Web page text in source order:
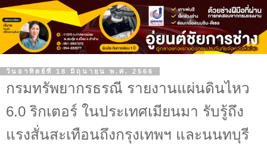
วันอาทิตย์ที่ 18 มิถุนายน พ.ศ. 2566
กรมทรัพยากรธรณี รายงานแผ่นดินไหว
6.0 ริกเตอร์ ในประเทศเมียนมา รับรู้ถึง
แรงสั่นสะเทือนถึงกรุงเทพฯ และนนทบุรี